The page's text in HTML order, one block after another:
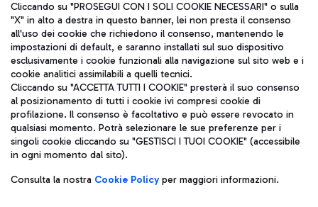
Aeroporti di Roma S.p.A. - Società soggetta a direzione e
coordinamento di Mundys S.p.A.
Codice fiscale e Registro delle Imprese di Roma 13032990155 P.
IVA 06572251004
Capitale sociale 62.224.743,00 int. vers.
Sede legale: Via Pier Paolo Racchetti 1 - 00054 Fiumicino (RM)
telefono +39 06 65951
Privacy policy
Note legali
Cliccando su "PROSEGUI CON I SOLI COOKIE NECESSARI" o sulla
"X" in alto a destra in questo banner, lei non presta il consenso
all'uso dei cookie che richiedono il consenso, mantenendo le
impostazioni di default, e saranno installati sul suo dispositivo
esclusivamente i cookie funzionali alla navigazione sul sito web e i
cookie analitici assimilabili a quelli tecnici.
Cliccando su "ACCETTA TUTTI I COOKIE" presterà il suo consenso
al posizionamento di tutti i cookie ivi compresi cookie di
profilazione. Il consenso è facoltativo e può essere revocato in
qualsiasi momento. Potrà selezionare le sue preferenze per i
singoli cookie cliccando su "GESTISCI I TUOI COOKIE" (accessibile
in ogni momento dal sito).
Consulta la nostra Cookie Policyper maggiori informazioni.